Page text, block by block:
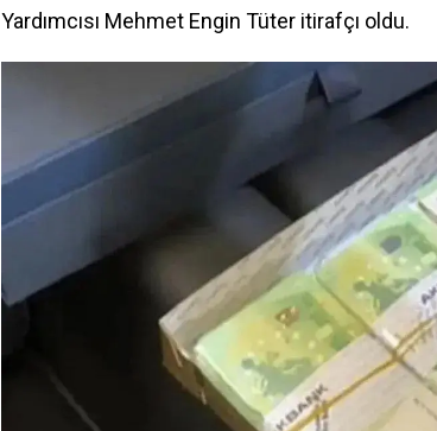
Yardımcısı Mehmet Engin Tüter itirafçı oldu.